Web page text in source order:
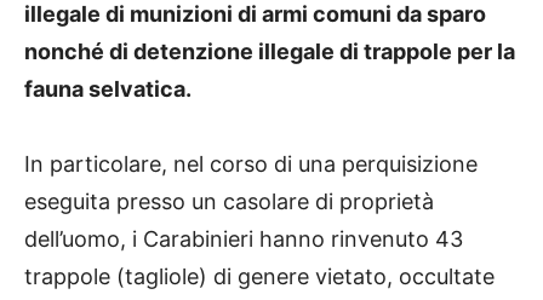
illegale di munizioni di armi comuni da sparo
nonché di detenzione illegale di trappole per la
fauna selvatica.
In particolare, nel corso di una perquisizione
eseguita presso un casolare di proprietà
dell’uomo, i Carabinieri hanno rinvenuto 43
trappole (tagliole) di genere vietato, occultate